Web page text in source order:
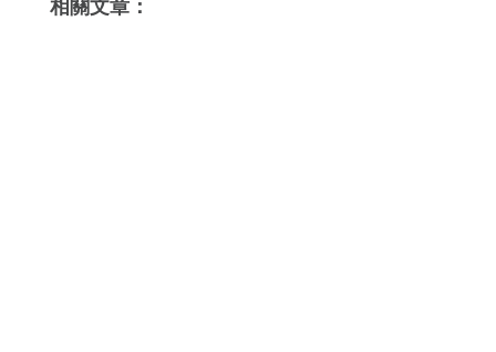
相關文章：